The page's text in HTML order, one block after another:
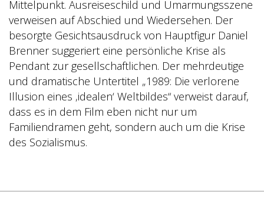
Mittelpunkt. Ausreiseschild und Umarmungsszene
verweisen auf Abschied und Wiedersehen. Der
besorgte Gesichtsausdruck von Hauptfigur Daniel
Brenner suggeriert eine persönliche Krise als
Pendant zur gesellschaftlichen. Der mehrdeutige
und dramatische Untertitel „1989: Die verlorene
Illusion eines ‚idealen‘ Weltbildes“ verweist darauf,
dass es in dem Film eben nicht nur um
Familiendramen geht, sondern auch um die Krise
des Sozialismus.